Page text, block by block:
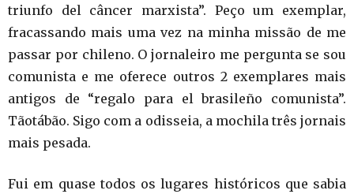
triunfo del câncer marxista”. Peço um exemplar,
fracassando mais uma vez na minha missão de me
passar por chileno. O jornaleiro me pergunta se sou
comunista e me oferece outros 2 exemplares mais
antigos de “regalo para el brasileño comunista”.
Tãotábão. Sigo com a odisseia, a mochila três jornais
mais pesada.
Fui em quase todos os lugares históricos que sabia